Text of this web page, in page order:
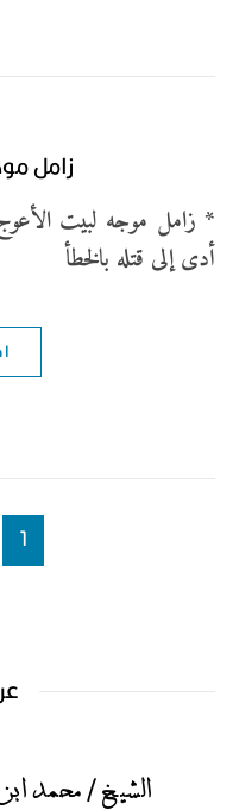
زامل
* زامل موجه لبيت
أدى إلى قتله بالخطأ
1
الشيخ / محمد